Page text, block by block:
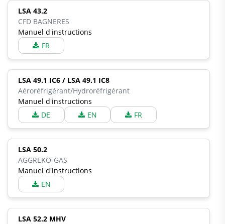
LSA 43.2
CFD BAGNERES
Manuel d'instructions
FR
LSA 49.1 IC6 / LSA 49.1 IC8
Aéroréfrigérant/Hydroréfrigérant
Manuel d'instructions
DE
EN FR
LSA 50.2
AGGREKO-GAS
Manuel d'instructions
EN
LSA 52.2 MHV